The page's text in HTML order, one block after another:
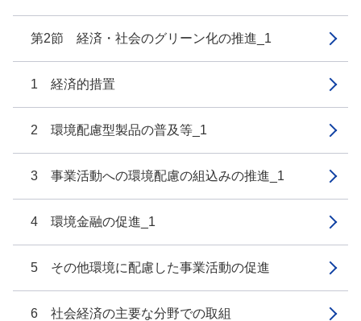
第2節 経済・社会のグリーン化の推進_1
1 経済的措置
2 環境配慮型製品の普及等_1
3 事業活動への環境配慮の組込みの推進_1
4 環境金融の促進_1
5 その他環境に配慮した事業活動の促進
6 社会経済の主要な分野での取組